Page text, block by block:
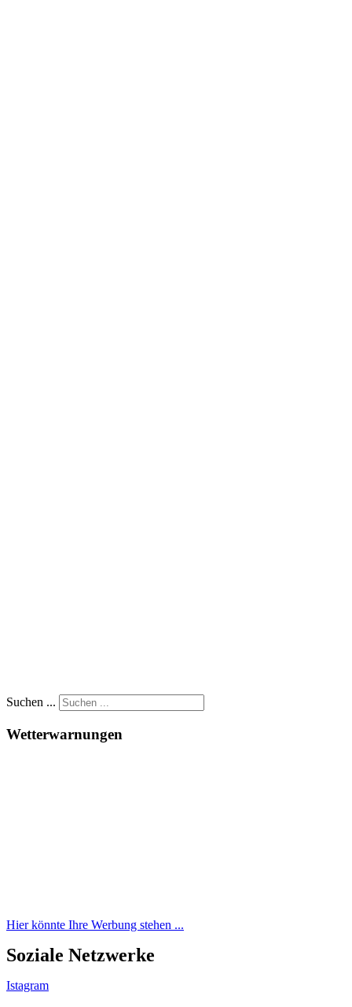
Suchen ...
Wetterwarnungen
Hier könnte Ihre Werbung stehen ...
Soziale Netzwerke
Istagram